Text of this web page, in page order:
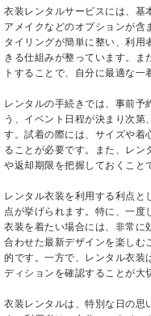
衣装レンタルサービスには、基
アメイクなどのオプションが含
タイリングが簡単に整い、利
きる仕組みが整っています。
トすることで、自分に最適な一
レンタルの手続きでは、事前予
う、イベント日程が決まり次第
す。試着の際には、サイズや着
ることが必要です。また、レン
や返却期限を把握しておくこと
レンタル衣装を利用する利点と
点が挙げられます。特に、一
衣装を着たい場合には、非常に
合わせた最新デザインを楽しむ
的です。一方で、レンタル衣装
ディションを確認することが大
衣装レンタルは、特別な日の思